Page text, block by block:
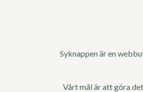
Syknappen är en
Vårt mål är att göra